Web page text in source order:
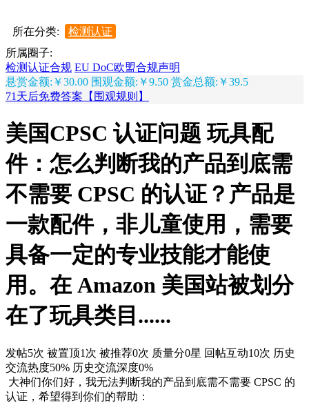
所在分类:
检测认证
所属圈子:
检测认证合规 EU DoC欧盟合规声明
悬赏金额:￥30.00 围观金额:￥9.50 赏金总额:￥39.5
71天后免费答案【围观规则】
美国CPSC 认证问题 玩具配
件：怎么判断我的产品到底需
不需要 CPSC 的认证？产品是
一款配件，非儿童使用，需要
具备一定的专业技能才能使
用。在 Amazon 美国站被划分
在了玩具类目......
发帖5次 被置顶1次 被推荐0次 质量分0星 回帖互动10次 历史
交流热度50% 历史交流深度0%
大神们你们好，我无法判断我的产品到底需不需要 CPSC 的
认证，希望得到你们的帮助：